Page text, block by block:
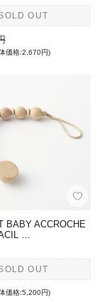
OUT
価格:2,670円)
BABY ACCROCHE
…
OUT
価格:5,200円)